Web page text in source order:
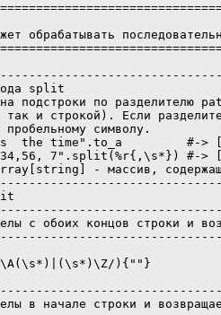
обрабатывать
split
подстроки по разделителю
так и строкой). Если
пробельному символу.
the time".to_a         #->
7".split(%r{,\s*}) #->
- массив,
с обоих концов строки и
){""}
в начале строки и